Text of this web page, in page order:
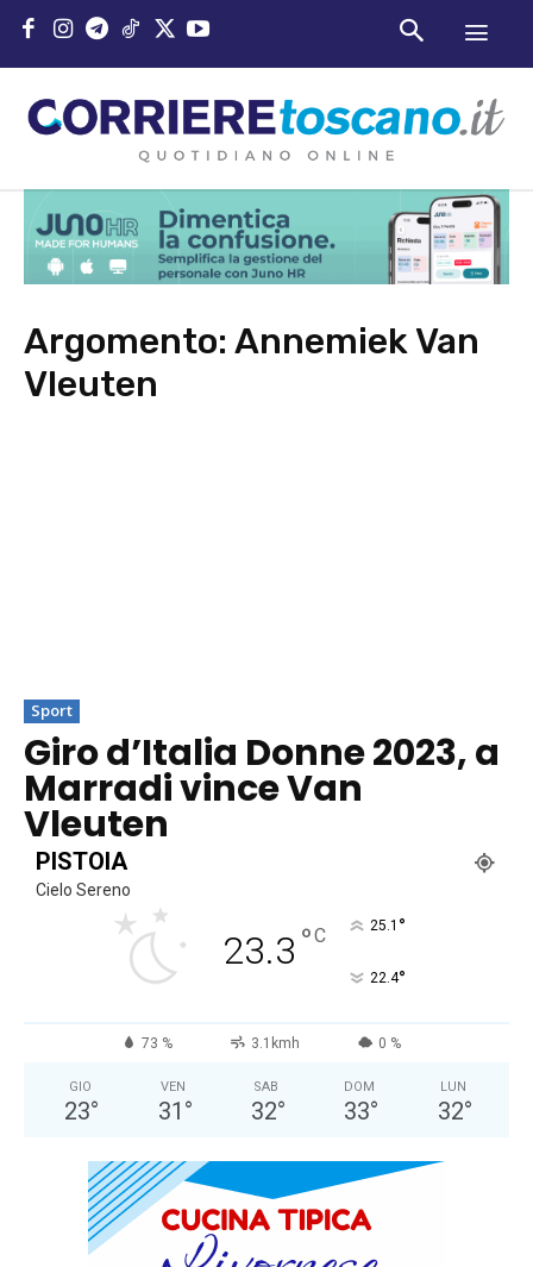
Argomento: Annemiek Van
Vleuten
Sport
Giro d’Italia Donne 2023, a
Marradi vince Van
Vleuten
PISTOIA
Cielo Sereno
23.3 °C 25.1 °
22.4°
73 % 3.1kmh 0 %
GIO
23°
VEN
31 °
SAB
32°
DOM
33°
LUN
32°